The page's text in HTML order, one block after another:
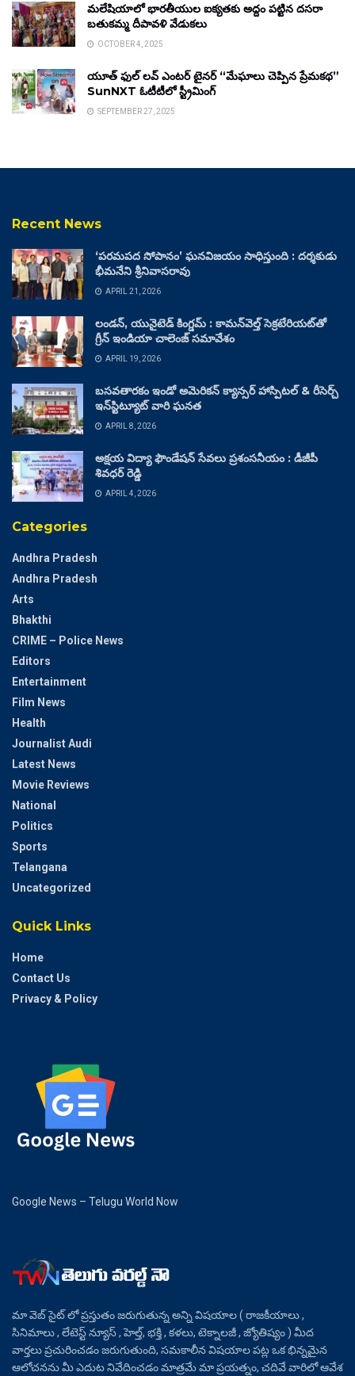
మలేషియాలో భారతీయుల ఐక్యతకు అద్దం పట్టిన దసరా
బతుకమ్మ దీపావళి వేడుకలు
OCTOBER 4, 2025
యూత్ ఫుల్ లవ్ ఎంటర్ టైనర్ “మేఘాలు చెప్పిన ప్రేమకథ”
SunNXT ఓటీటీలో స్ట్రీమింగ్
SEPTEMBER 27, 2025
Recent News
‘పరమపద సోపానం’ ఘనవిజయం సాధిస్తుంది : దర్శకుడు
భీమనేని శ్రీనివాసరావు
APRIL 21, 2026
లండన్, యునైటెడ్ కింగ్డమ్ : కామన్‌వెల్త్ సెక్రటేరియట్‌తో
గ్రీన్ ఇండియా చాలెంజ్ సమావేశం
APRIL 19, 2026
బసవతారకం ఇండో అమెరికన్ క్యాన్సర్ హాస్పిటల్ & రీసెర్చ్
ఇన్‌స్టిట్యూట్ వారి ఘనత
APRIL 8, 2026
అక్షయ విద్యా ఫౌండేషన్ సేవలు ప్రశంసనీయం : డీజీపీ
శివధర్ రెడ్డి
APRIL 4, 2026
Categories
Andhra Pradesh
Andhra Pradesh
Arts
Bhakthi
CRIME – Police News
Editors
Entertainment
Film News
Health
Journalist Audi
Latest News
Movie Reviews
National
Politics
Sports
Telangana
Uncategorized
Quick Links
Home
Contact Us
Privacy & Policy
Google News – Telugu World Now
మా వెబ్ సైట్ లో ప్రస్తుతం జరుగుతున్న అన్ని విషయాల ( రాజకీయాలు ,
సినిమాలు , లేటెస్ట్ న్యూస్ , హెల్త్, భక్తి , కళలు, టెక్నాలజీ , జ్యోతిష్యం ) మీద
వార్తలు ప్రచురించడం జరుగుతుంది, సమకాలీన విషయాల పట్ల ఒక భిన్నమైన
ఆలోచనను మీ ఎదుట నివేదించడం మాత్రమే మా ప్రయత్నం, చదివే వారిలో ఆవేశ